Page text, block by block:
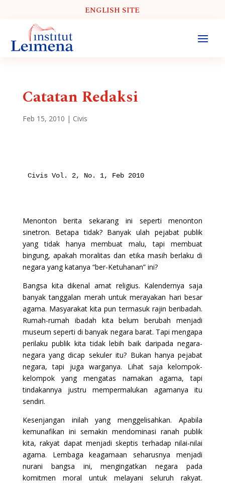
ENGLISH SITE
Catatan Redaksi
Feb 15, 2010 | Civis
Civis Vol. 2, No. 1, Feb 2010
Menonton berita sekarang ini seperti menonton
sinetron. Betapa tidak? Banyak ulah pejabat publik
yang tidak hanya membuat malu, tapi membuat
bingung, apakah moralitas dan etika masih berlaku di
negara yang katanya “ber-Ketuhanan” ini?
Bangsa kita dikenal amat religius. Kalendernya saja
banyak tanggalan merah untuk merayakan hari besar
agama. Masyarakat kita pun termasuk rajin beribadah.
Rumah-rumah ibadah kita belum berubah menjadi
museum seperti di banyak negara barat. Tapi mengapa
perilaku publik kita tidak lebih baik daripada negara-
negara yang dicap sekuler itu? Bukan hanya pejabat
negara, tapi juga warganya. Lihat saja kelompok-
kelompok yang mengatas namakan agama, tapi
tindakannya justru mempermalukan agamanya itu
sendiri.
Kesenjangan inilah yang menggelisahkan. Apabila
kemunafikan ini semakin mendominasi ranah publik
kita, rakyat dapat menjadi skeptis terhadap nilai-nilai
agama. Lembaga keagamaan seharusnya menjadi
nurani bangsa ini, mengingatkan negara pada
komitmen moral untuk melayani seluruh rakyat.